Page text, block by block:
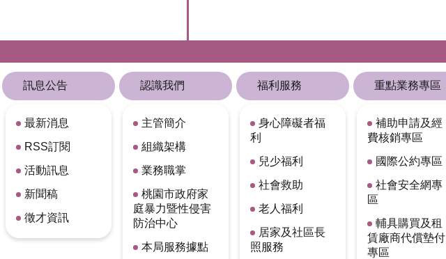
訊息公告
最新消息
RSS訂閱
活動訊息
新聞稿
徵才資訊
認識我們
主管簡介
組織架構
業務職掌
桃園市政府家
庭暴力暨性侵害
防治中心
本局服務據點
福利服務
身心障礙者福
利
兒少福利
社會救助
老人福利
居家及社區長
照服務
重點業務專區
補助申請及經
費核銷專區
國際公約專區
社會安全網專
區
輔具購買及租
賃廠商代償墊付
專區